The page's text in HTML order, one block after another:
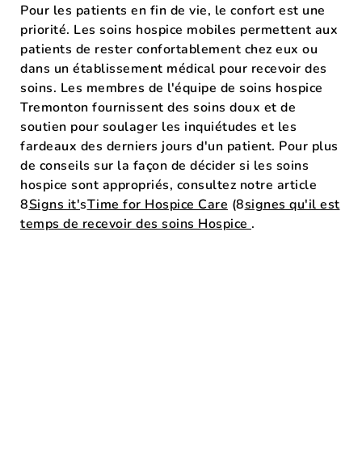
Pour les patients en fin de vie, le confort est une
priorité. Les soins hospice mobiles permettent aux
patients de rester confortablement chez eux ou
dans un établissement médical pour recevoir des
soins. Les membres de l'équipe de soins hospice
Tremonton fournissent des soins doux et de
soutien pour soulager les inquiétudes et les
fardeaux des derniers jours d'un patient. Pour plus
de conseils sur la façon de décider si les soins
hospice sont appropriés, consultez notre article
8Signs it'sTime for Hospice Care (8signes qu'il est
temps de recevoir des soins Hospice .